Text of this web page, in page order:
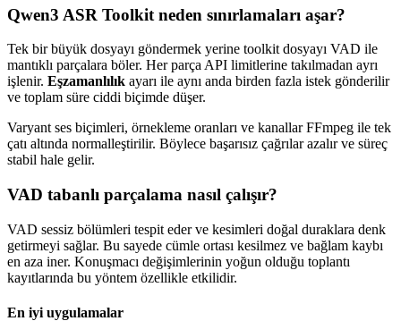
Qwen3 ASR Toolkit neden sınırlamaları aşar?
Tek bir büyük dosyayı göndermek yerine toolkit dosyayı VAD ile
mantıklı parçalara böler. Her parça API limitlerine takılmadan ayrı
işlenir. Eşzamanlılık ayarı ile aynı anda birden fazla istek gönderilir
ve toplam süre ciddi biçimde düşer.
Varyant ses biçimleri, örnekleme oranları ve kanallar FFmpeg ile tek
çatı altında normalleştirilir. Böylece başarısız çağrılar azalır ve süreç
stabil hale gelir.
VAD tabanlı parçalama nasıl çalışır?
VAD sessiz bölümleri tespit eder ve kesimleri doğal duraklara denk
getirmeyi sağlar. Bu sayede cümle ortası kesilmez ve bağlam kaybı
en aza iner. Konuşmacı değişimlerinin yoğun olduğu toplantı
kayıtlarında bu yöntem özellikle etkilidir.
En iyi uygulamalar